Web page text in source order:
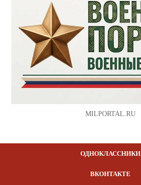
MILPORTAL.RU
ОДНОКЛАССНИКИ
ВКОНТАКТЕ